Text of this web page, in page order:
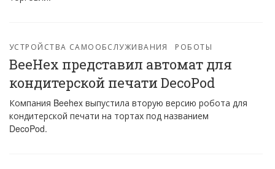
УСТРОЙСТВА САМООБСЛУЖИВАНИЯ РОБОТЫ
BeeHex представил автомат для
кондитерской печати DecoPod
Компания Beehex выпустила вторую версию робота для
кондитерской печати на тортах под названием
DecoPod.